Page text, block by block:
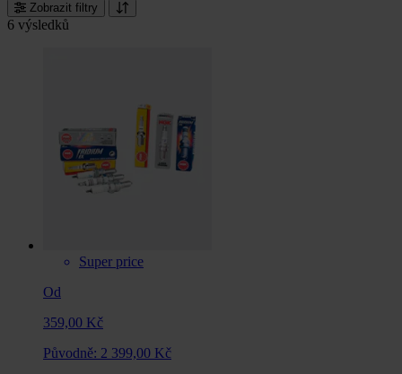
Zobrazit filtry
6 výsledků
Super price
Od
359,00 Kč
Původně: 2 399,00 Kč